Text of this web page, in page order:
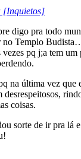
[Inquietos]
digo pra todo
no Templo
vezes pq j;a tem
na última vez que
desrespeitosos,
coisas.
sorte de ir pra lá